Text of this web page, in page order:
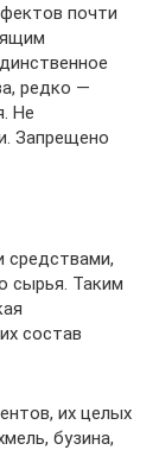
почти
редко —
Не
Запрещено
средствами,
сырья. Таким
состав
их целых
бузина,